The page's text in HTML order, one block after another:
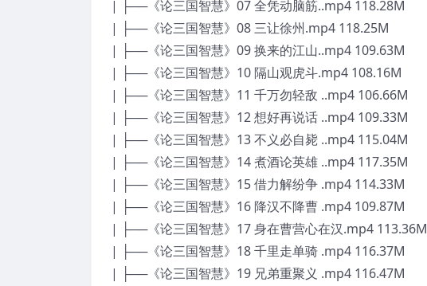
| ├──《论三国智慧》07 全凭动脑筋..mp4 118.28M
| ├──《论三国智慧》08 三让徐州.mp4 118.25M
| ├──《论三国智慧》09 换来的江山..mp4 109.63M
| ├──《论三国智慧》10 隔山观虎斗.mp4 108.16M
| ├──《论三国智慧》11 千万勿轻敌 ..mp4 106.66M
| ├──《论三国智慧》12 想好再说话 ..mp4 109.33M
| ├──《论三国智慧》13 不义必自毙 ..mp4 115.04M
| ├──《论三国智慧》14 煮酒论英雄 ..mp4 117.35M
| ├──《论三国智慧》15 借力解纷争 .mp4 114.33M
| ├──《论三国智慧》16 降汉不降曹 .mp4 109.87M
| ├──《论三国智慧》17 身在曹营心在汉.mp4 113.36M
| ├──《论三国智慧》18 千里走单骑 .mp4 116.37M
| ├──《论三国智慧》19 兄弟重聚义 .mp4 116.47M